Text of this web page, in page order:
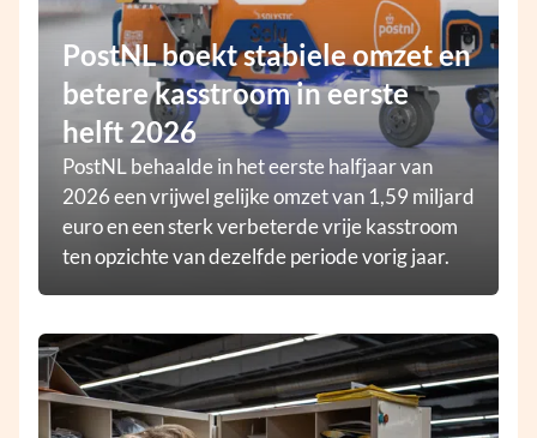
PostNL boekt stabiele omzet en
betere kasstroom in eerste
helft 2026
PostNL behaalde in het eerste halfjaar van
2026 een vrijwel gelijke omzet van 1,59 miljard
euro en een sterk verbeterde vrije kasstroom
ten opzichte van dezelfde periode vorig jaar.